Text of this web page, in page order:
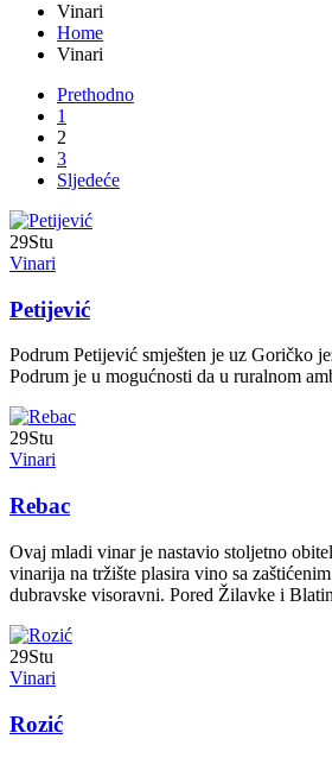
Vinari
Home
Vinari
Prethodno
1
2
3
Sljedeće
29Stu
Vinari
Petijević
Podrum Petijević smješten je uz Goričko
Podrum je u mogućnosti da u ruralnom
29Stu
Vinari
Rebac
Ovaj mladi vinar je nastavio stoljetno
vinarija na tržište plasira vino sa
dubravske visoravni. Pored Žilavke i
29Stu
Vinari
Rozić